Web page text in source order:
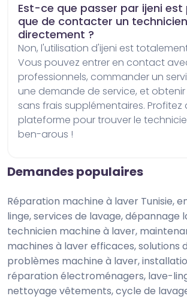
Est-ce que passer par ijeni est
que de contacter un technicien
directement ?
Non, l'utilisation d'ijeni est totalement gratuite.
Vous pouvez entrer en contact
professionnels, commander un
une demande de service, et
sans frais supplémentaires. Profitez
plateforme pour trouver le
ben-arous !
Demandes populaires
Réparation machine à laver Tunisie, entretien lave-
linge, services de lavage, dépannage
technicien machine à laver,
machines à laver efficaces, solutions
problèmes machine à laver,
réparation électroménagers, lave-
nettoyage vêtements, cycle de